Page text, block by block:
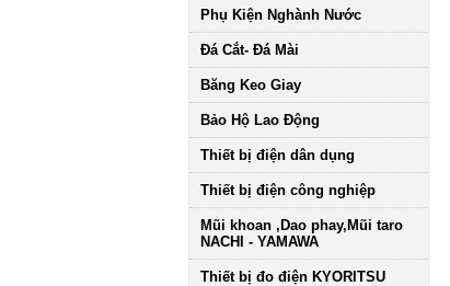
Phụ Kiện Nghành Nước
Đá Cắt- Đá Mài
Băng Keo Giay
Bảo Hộ Lao Động
Thiết bị điện dân dụng
Thiết bị điện công nghiệp
Mũi khoan ,Dao phay,Mũi taro
NACHI - YAMAWA
Thiết bị đo điện KYORITSU